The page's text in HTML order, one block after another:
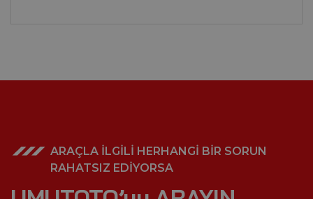
ARAÇLA İLGİLİ HERHANGİ BİR SORUN
RAHATSIZ EDİYORSA